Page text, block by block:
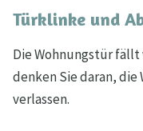
Türklinke und
Die Wohnungstür fällt
denken Sie daran,
verlassen.